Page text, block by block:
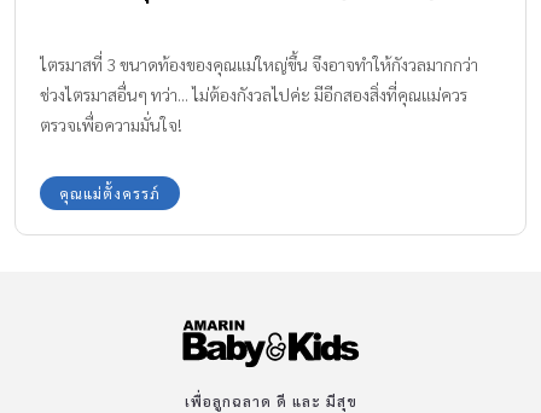
ไตรมาสที่ 3 ขนาดท้องของคุณแม่ใหญ่ขึ้น จึงอาจทำให้กังวลมากกว่า
ช่วงไตรมาสอื่นๆ ทว่า... ไม่ต้องกังวลไปค่ะ มีอีกสองสิ่งที่คุณแม่ควร
ตรวจเพื่อความมั่นใจ!
คุณแม่ตั้งครรภ์
เพื่อลูกฉลาด ดี และ มีสุข